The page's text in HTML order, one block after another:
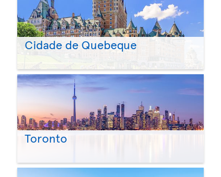
Cidade de Quebeque
Toronto